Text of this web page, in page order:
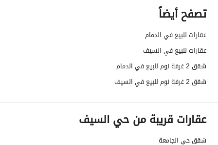
عرض الشارع
رقم المخطط
رقم صك الملكية
واجهة العقار
الضمانات والمدة
-
قنوات الاعلان
تصفح أيضاً
عقارات للبيع في الدمام
عقارات للبيع في السيف
شقق 2 غرفة نوم للبيع في الدمام
شقق 2 غرفة نوم للبيع في السيف
عقارات قريبة من حي السيف
شقق حي الجامعة